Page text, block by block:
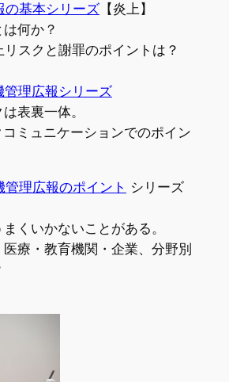
の基本シリーズ【炎上】
何か？
スクと謝罪のポイントは？
管理広報シリーズ
表裏一体。
ミュニケーションでのポイン
理広報のポイント シリーズ
くいかないことがある。
医療・教育機関・企業、分野別